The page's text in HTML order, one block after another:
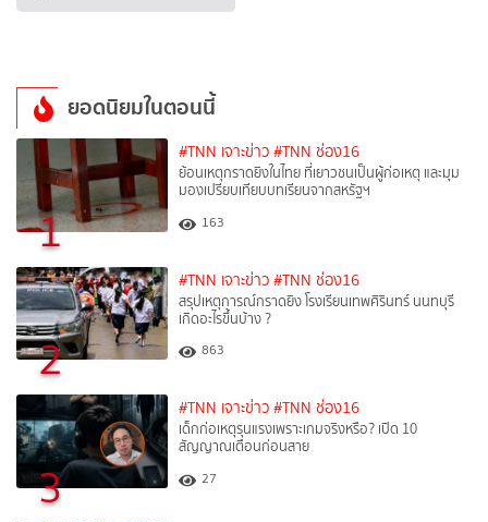
ยอดนิยมในตอนนี้
1
#TNN เจาะข่าว #TNN ช่อง16
ย้อนเหตุกราดยิงในไทย ที่เยาวชนเป็นผู้ก่อเหตุ และมุม
มองเปรียบเทียบบทเรียนจากสหรัฐฯ
163
2
#TNN เจาะข่าว #TNN ช่อง16
สรุปเหตุการณ์กราดยิง โรงเรียนเทพศิรินทร์ นนทบุรี
เกิดอะไรขึ้นบ้าง ?
863
3
#TNN เจาะข่าว #TNN ช่อง16
เด็กก่อเหตุรุนแรงเพราะเกมจริงหรือ? เปิด 10
สัญญาณเตือนก่อนสาย
27